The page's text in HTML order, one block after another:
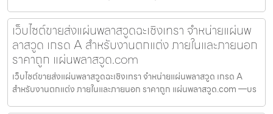
เว็บไซต์ขายส่งแผ่นพลาสวูดฉะเชิงเทรา จำหน่ายแผ่นพ
ลาสวูด เกรด A สำหรับงานตกแต่ง ภายในและภายนอก
ราคาถูก แผ่นพลาสวูด.com
เว็บไซต์ขายส่งแผ่นพลาสวูดฉะเชิงเทรา จำหน่ายแผ่นพลาสวูด เกรด A
สำหรับงานตกแต่ง ภายในและภายนอก ราคาถูก แผ่นพลาสวูด.com —บร